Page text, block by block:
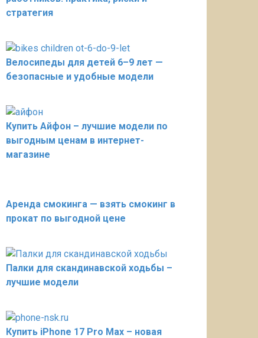
стратегия
Велосипеды для детей 6–9 лет —
безопасные и удобные модели
Купить Айфон – лучшие модели по
выгодным ценам в интернет-
магазине
Аренда смокинга — взять смокинг в
прокат по выгодной цене
Палки для скандинавской ходьбы –
лучшие модели
Купить iPhone 17 Pro Max – новая